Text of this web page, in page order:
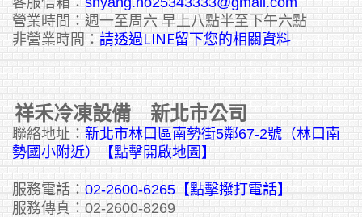
營業時間：週一至周六 早上八點半至下午六點
非營業時間： 請透過LINE留下您的相關資料
祥禾冷凍設備 新北市公司
聯絡地址： 新北市林口區南勢街5鄰67-2號（林口南
勢國小附近）【點擊開啟地圖】
服務電話： 02-2600-6265 【點擊撥打電話】
服務傳真：02-2600-8269